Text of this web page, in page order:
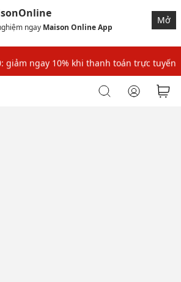
ngay Maison Online App
Mở
- Giảm 10% đơn đầu cho thành viên mới!
giảm ngay 10% khi thanh toán trực tuyến
- Giảm 10% đơn đầu cho thành viên mới!